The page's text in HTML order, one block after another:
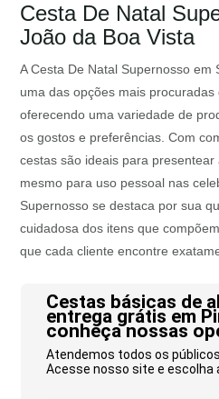
Cesta De Natal
João da Boa Vista
A Cesta De Natal Supernosso em
uma das opções mais
oferecendo uma variedade de
os gostos e preferências. Com
cestas são ideais para
mesmo para uso pessoal nas
Supernosso se destaca por sua
cuidadosa dos itens que
que cada cliente encontre
Cestas básicas de
entrega grátis em
conheça nossas
Atendemos todos os
Acesse nosso site e escolha